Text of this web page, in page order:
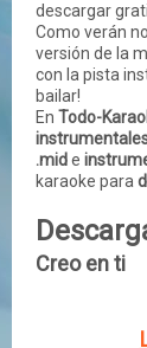
descargar
Como verán
versión de la
con la pista
bailar!
En Todo-
.mide
karaoke para
Creo en ti